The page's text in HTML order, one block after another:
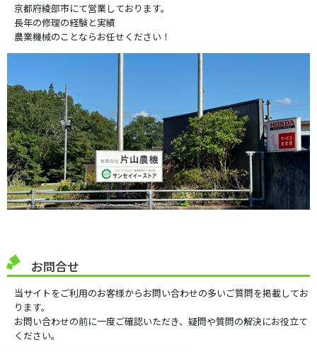
京都府綾部市にて営業しております。
長年の修理の経験と実績
農業機械のことならお任せください！
お問合せ
当サイトをご利用のお客様からお問い合わせの多いご質問を掲載してお
ります。
お問い合わせの前に一度ご確認いただき、疑問や質問の解決にお役立て
ください。